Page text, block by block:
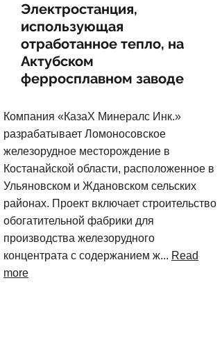
Электростанция,
использующая
отработанное тепло, на
Актубском
ферросплавном заводе
Компания «КазаХ Минералс Инк.»
разрабатывает Ломоносовское
железорудное месторождение в
Костанайской области, расположенное в
Ульяновском и Ждановском сельских
районах. Проект включает строительство
обогатительной фабрики для
производства железорудного
концентрата с содержанием ж... Read
more